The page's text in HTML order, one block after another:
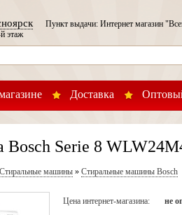
Доставка
Пункт выдачи: Интернет магазин
этаж
Bosch Serie 8
Стиральные машины »Стиральные машины Bosch
Цена интернет-магазина:
не